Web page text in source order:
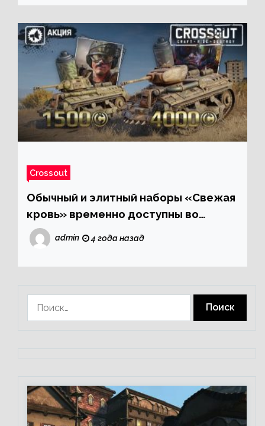
Crossout
Обычный и элитный наборы «Свежая
кровь» временно доступны во
внутриигровом магазине!
admin 4 года назад